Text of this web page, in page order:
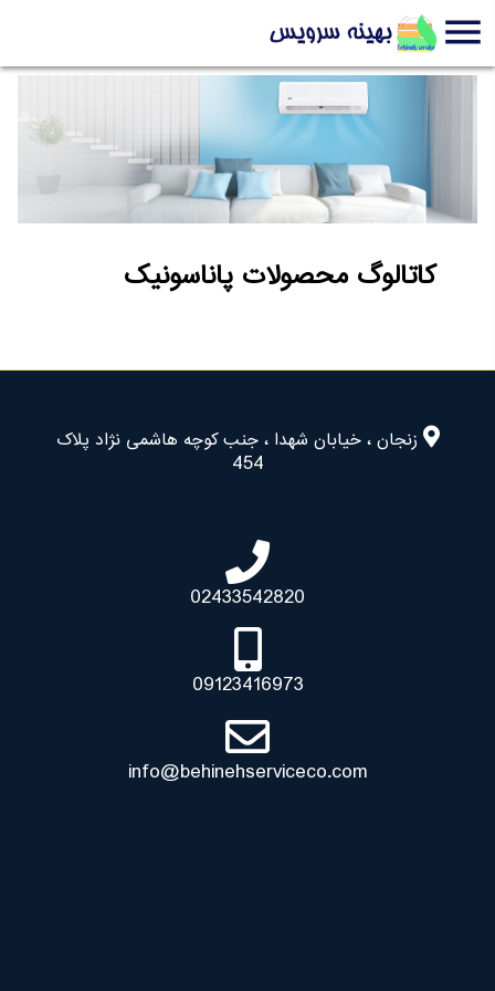
menu ۰
کاتالوگ محصولات پاناسونیک
زنجان ، خیابان شهدا ، جنب کوچه هاشمی نژاد پلاک
454
02433542820
09123416973
info@behinehserviceco.com